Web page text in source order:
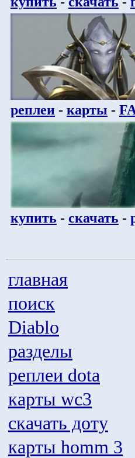
реплеи - карты -
купить - скачать -
главная
поиск
Diablo
разделы
реплеи dota
карты wc3
скачать доту
карты homm 3